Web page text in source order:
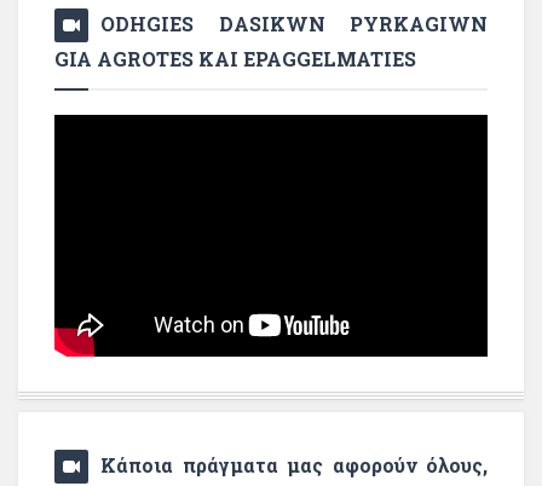
ODHGIES DASIKWN PYRKAGIWN
GIA AGROTES KAI EPAGGELMATIES
Κάποια πράγματα μας αφορούν όλους,